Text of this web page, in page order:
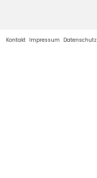
Kontakt Impressum Datenschutz